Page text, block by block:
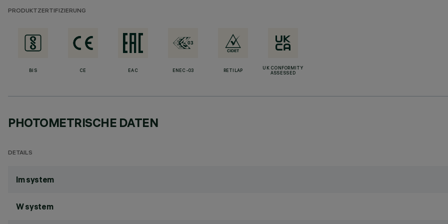
PRODUKTZERTIFIZIERUNG
BIS CE EAC ENEC-03 RETILAP
UK CONFORMITY
ASSESSED
PHOTOMETRISCHE DATEN
DETAILS
lm system
W system